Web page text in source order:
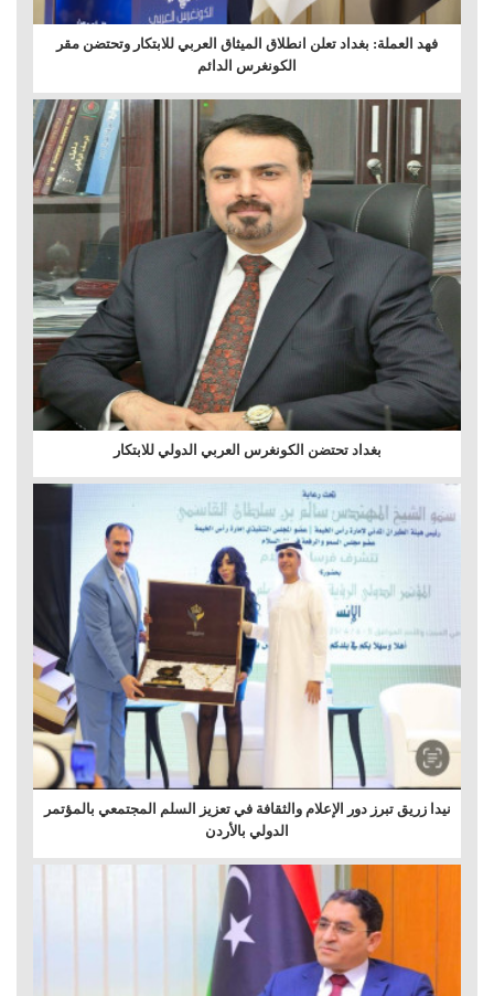
فهد العملة: بغداد تعلن انطلاق الميثاق العربي للابتكار وتحتضن مقر
الكونغرس الدائم
بغداد تحتضن الكونغرس العربي الدولي للابتكار
نيدا زريق تبرز دور الإعلام والثقافة في تعزيز السلم المجتمعي بالمؤتمر
الدولي بالأردن